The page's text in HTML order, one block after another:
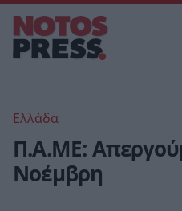
Ελλάδα
Π.Α.ΜΕ:
Νοέμβρη